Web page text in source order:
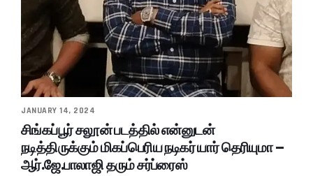
JANUARY 14, 2024
சிங்கப்பூர் சலூன் படத்தில் என்னுடன்
நடித்திருக்கும் மிகப்பெரிய நடிகர் யார் தெரியுமா –
ஆர்.ஜே.பாலாஜி தரும் சர்ப்ரைஸ்